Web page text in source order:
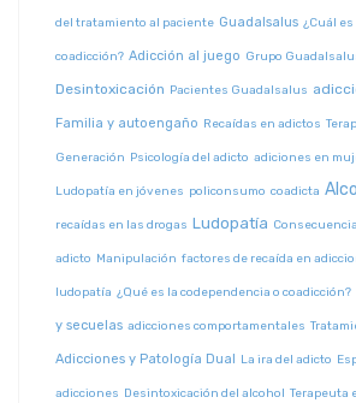
del tratamiento al paciente Guadalsalus ¿Cuál
coadicción? Adicción al juego Grupo
Desintoxicación Pacientes Guadalsalus
Familia y autoengaño Recaídas en adictos
Generación Psicología del adicto adiciones en
Ludopatía en jóvenes policonsumo coadicta
recaídas en las drogas Ludopatía
adicto Manipulación factores de recaída en
ludopatía ¿Qué es la codependencia o coadicción?
y secuelas adicciones comportamentales
Adicciones y Patología Dual La ira del adicto
adicciones Desintoxicación del alcohol Terapeuta